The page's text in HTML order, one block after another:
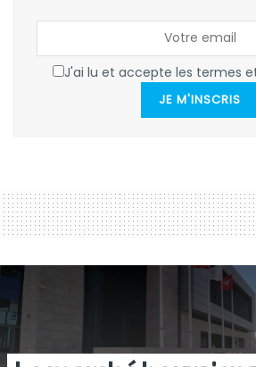
J'ai lu et accepte les termes
JE M'INSCRIS